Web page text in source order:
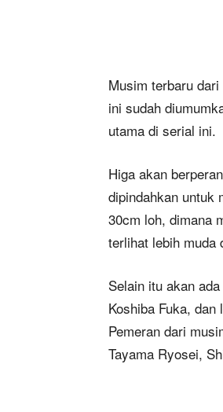
Musim terbaru
ini sudah
utama di serial ini.
Higa akan
dipindahkan untuk
30cm loh, dimana
terlihat lebih muda
Selain itu akan
Koshiba Fuka,
Pemeran dari
Tayama Ryosei,